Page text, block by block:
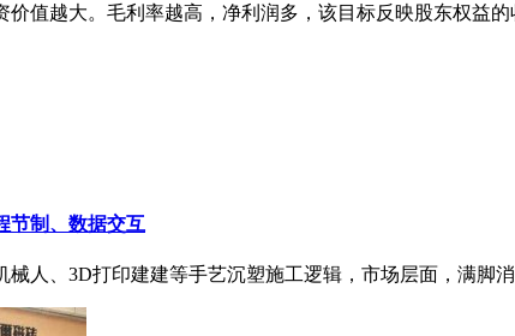
价值越大。毛利率越高，净利润多，该目标反映股东权益
节制、数据交互
械人、3D打印建建等手艺沉塑施工逻辑，市场层面，满脚